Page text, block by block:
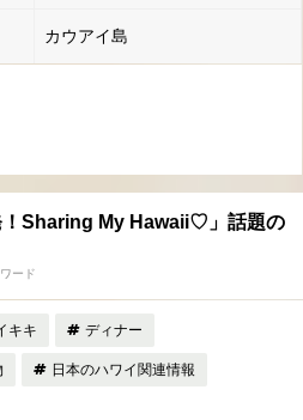
カウアイ島
！Sharing My Hawaii♡」話題の
ード
キキ ディナー
日本のハワイ関連情報